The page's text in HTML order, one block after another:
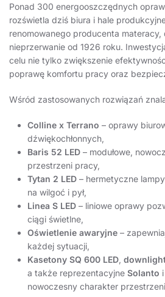
Ponad 300 energooszczędnych
rozświetla dziś biura i hale
renomowanego producenta materacy,
nieprzerwanie od 1926 roku.
celu nie tylko zwiększenie
poprawę komfortu pracy oraz
Wśród zastosowanych rozwiązań
Colline x Terrano – oprawy
dźwiękochłonnych,
Baris 52 LED – modułowe,
przestrzeni pracy,
Tytan 2 LED – hermetyczne
na wilgoć i pył,
Linea S LED – liniowe oprawy
ciągi świetlne,
Oświetlenie awaryjne –
każdej sytuacji,
Kasetony SQ 600 LED,
a także reprezentacyjne Solanto i
nowoczesny charakter